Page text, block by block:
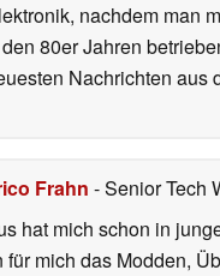
nachdem man
80er Jahren
Nachrichten aus
Frahn - Senior Tech
hat mich schon in
für mich das Modden,